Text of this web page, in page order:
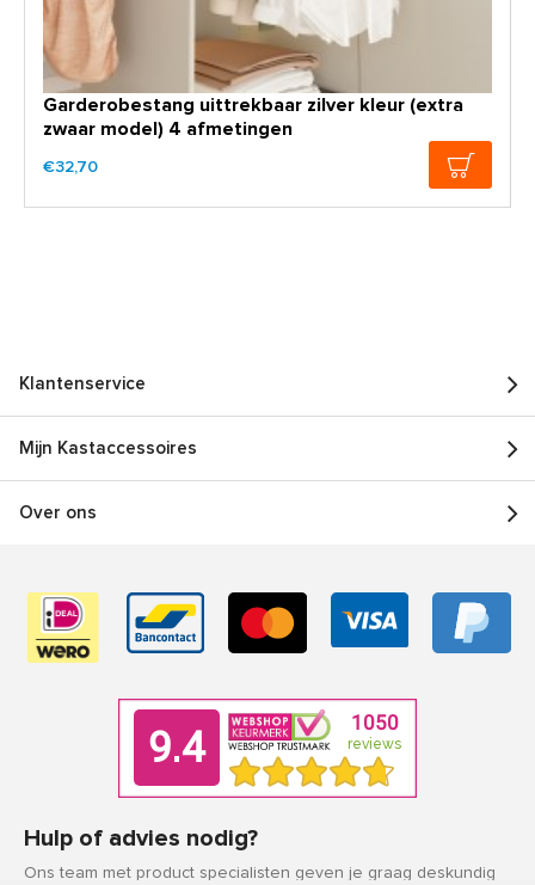
Garderobestang uittrekbaar zilver kleur (extra
zwaar model) 4 afmetingen
€32,70
Klantenservice
Mijn Kastaccessoires
Over ons
Hulp of advies nodig?
Ons team met product specialisten geven je graag deskundig